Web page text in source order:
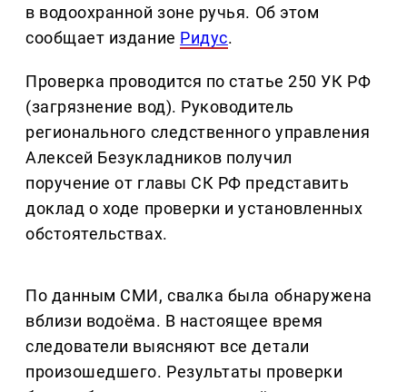
в водоохранной зоне ручья. Об этом
сообщает издание Ридус.
Проверка проводится по статье 250 УК РФ
(загрязнение вод). Руководитель
регионального следственного управления
Алексей Безукладников получил
поручение от главы СК РФ представить
доклад о ходе проверки и установленных
обстоятельствах.
По данным СМИ, свалка была обнаружена
вблизи водоёма. В настоящее время
следователи выясняют все детали
произошедшего. Результаты проверки